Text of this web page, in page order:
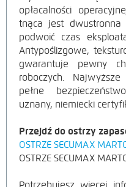
opłacalności
tnąca jest
podwoić czas
Antypoślizgowe,
gwarantuje pewny
roboczych.
pełne
uznany, niemiecki
Przejdź do ostrzy
OSTRZE SECUMAX
OSTRZE SECUMAX